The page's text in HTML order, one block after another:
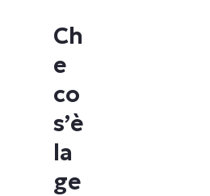
Ch
e
co
s’è
la
ge